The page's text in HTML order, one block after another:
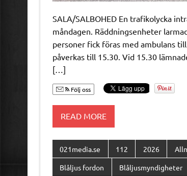
SALA/SALBOHED En trafikolycka
måndagen. Räddningsenheter
personer fick föras med ambulans
påverkas till 15.30. Vid 15.30
[…]
Följ oss
READ MORE
021media.se 112 2026
Blåljus fordon Blåljusmyndigheter